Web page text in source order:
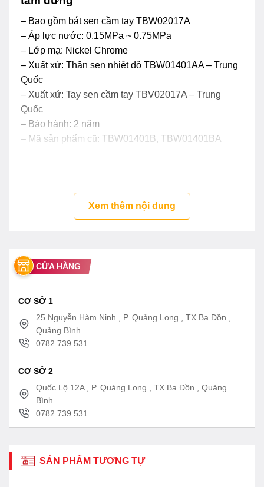
– Bao gồm bát sen cầm tay TBW02017A
– Áp lực nước: 0.15MPa ~ 0.75MPa
– Lớp mạ: Nickel Chrome
– Xuất xứ: Thân sen nhiệt độ TBW01401AA – Trung
Quốc
– Xuất xứ: Tay sen cầm tay TBV02017A – Trung
Quốc
– Bảo hành: 2 năm
– Mã sản phẩm cũ: TBW01401B, TBW01401BA
– Thiết kế sang trọng
– Tự điều chỉnh nhiệt độ
Xem thêm nội dung
CỬA HÀNG
CƠ SỞ 1
25 Nguyễn Hàm Ninh , P. Quảng Long , TX Ba Đồn ,
Quảng Bình
0782 739 531
CƠ SỞ 2
Quốc Lộ 12A , P. Quảng Long , TX Ba Đồn , Quảng
Bình
0782 739 531
SẢN PHẨM TƯƠNG TỰ